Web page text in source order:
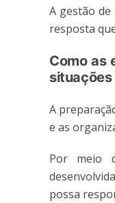
A gestão
resposta
Como as
A
e as
Por meio
possa